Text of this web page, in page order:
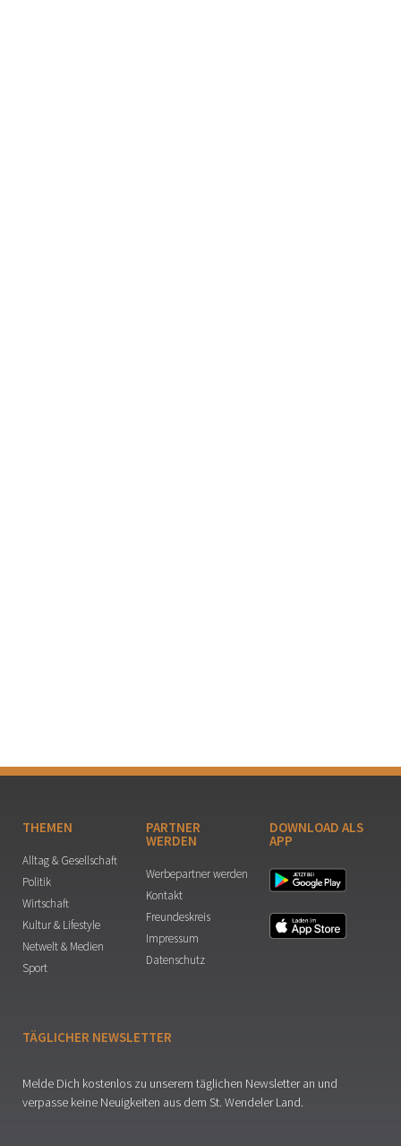
THEMEN
Alltag & Gesellschaft
Politik
Wirtschaft
Kultur & Lifestyle
Netwelt & Medien
Sport
PARTNER
WERDEN
Werbepartner werden
Kontakt
Freundeskreis
Impressum
Datenschutz
DOWNLOAD ALS
APP
TÄGLICHER NEWSLETTER
Melde Dich kostenlos zu unserem täglichen Newsletter an und
verpasse keine Neuigkeiten aus dem St. Wendeler Land.